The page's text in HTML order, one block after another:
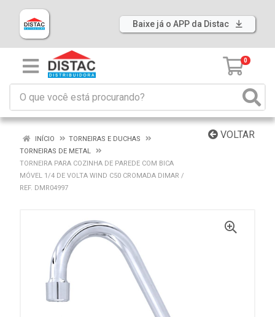
Baixe já o APP da Distac
0
VOLTAR
INÍCIO
TORNEIRAS E DUCHAS
TORNEIRAS DE METAL
TORNEIRA PARA COZINHA DE PAREDE COM BICA
MÓVEL 1/4 DE VOLTA WIND C50 CROMADA DIMAR /
REF. DMR04997